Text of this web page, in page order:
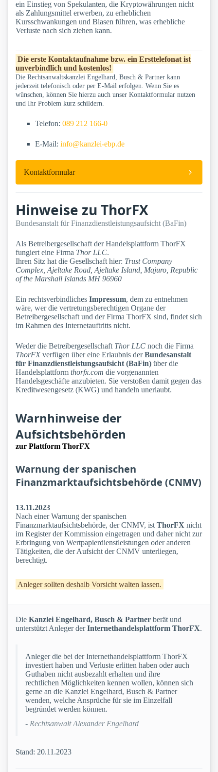
ein Einstieg von Spekulanten, die Kryptowährungen nicht
als Zahlungsmittel erwerben, zu erheblichen
Kursschwankungen und Blasen führen, was erhebliche
Verluste nach sich ziehen kann.
Die erste Kontaktaufnahme bzw. ein Ersttelefonat ist
unverbindlich und kostenlos!
Die Rechtsanwaltskanzlei Engelhard, Busch & Partner kann
jederzeit telefonisch oder per E-Mail erfolgen. Wenn Sie es
wünschen, können Sie hierzu auch unser Kontaktformular nutzen
und Ihr Problem kurz schildern.
Telefon: 089 212 166-0
E-Mail: info@kanzlei-ebp.de
Kontaktformular
Hinweise zu ThorFX
Bundesanstalt für Finanzdienstleistungsaufsicht (BaFin)
Als Betreibergesellschaft der Handelsplattform ThorFX
fungiert eine Firma Thor LLC.
Ihren Sitz hat die Gesellschaft hier: Trust Company
Complex, Ajeltake Road, Ajeltake Island, Majuro, Republic
of the Marshall Islands MH 96960
Ein rechtsverbindliches Impressum, dem zu entnehmen
wäre, wer die vertretungsberechtigen Organe der
Betreibergesellschaft und der Firma ThorFX sind, findet sich
im Rahmen des Internetauftritts nicht.
Weder die Betreibergesellschaft Thor LLC noch die Firma
ThorFX verfügen über eine Erlaubnis derBundesanstalt
für Finanzdienstleistungsaufsicht (BaFin) über die
Handelsplattform thorfx.com die vorgenannten
Handelsgeschäfte anzubieten. Sie verstoßen damit gegen das
Kreditwesengesetz (KWG) und handeln unerlaubt.
Warnhinweise der
Aufsichtsbehörden
zur Plattform ThorFX
Warnung der spanischen
Finanzmarktaufsichtsbehörde (CNMV)
13.11.2023
Nach einer Warnung der spanischen
Finanzmarktaufsichtsbehörde, der CNMV, ist ThorFX nicht
im Register der Kommission eingetragen und daher nicht zur
Erbringung von Wertpapierdienstleistungen oder anderen
Tätigkeiten, die der Aufsicht der CNMV unterliegen,
berechtigt.
Anleger sollten deshalb Vorsicht walten lassen.
Die Kanzlei Engelhard, Busch & Partner berät und
unterstützt Anleger derInternethandelsplattform ThorFX.
Anleger die bei der Internethandelsplattform ThorFX
investiert haben und Verluste erlitten haben oder auch
Guthaben nicht ausbezahlt erhalten und ihre
rechtlichen Möglichkeiten kennen wollen, können sich
gerne an die Kanzlei Engelhard, Busch & Partner
wenden, welche Ansprüche für sie im Einzelfall
begründet werden können.
- Rechtsanwalt Alexander Engelhard
Stand: 20.11.2023